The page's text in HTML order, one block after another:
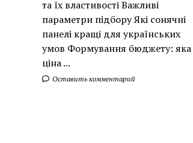
та їх властивості Важливі
параметри підбору Які сонячні
панелі кращі для українських
умов Формування бюджету: яка
ціна ...
Оставить комментарий